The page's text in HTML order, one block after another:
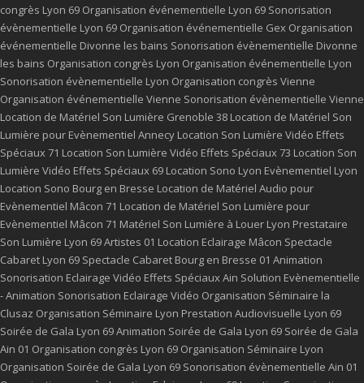
congrès Lyon 69 Organisation événementielle Lyon 69 Sonorisation
évènementielle Lyon 69 Organisation événementielle Gex Organisation
événementielle Divonne les bains Sonorisation évènementielle Divonne
les bains Organisation congrès Lyon Organisation événementielle Lyon
Sonorisation évènementielle Lyon Organisation congrès Vienne
Organisation événementielle Vienne Sonorisation évènementielle Vienne
Location de Matériel Son Lumière Grenoble 38 Location de Matériel Son
Lumière pour Evènementiel Annecy Location Son Lumière Vidéo Effets
Spéciaux 71 Location Son Lumière Vidéo Effets Spéciaux 73 Location Son
Lumière Vidéo Effets Spéciaux 69 Location Sono Lyon Evènementiel Lyon
Location Sono Bourg en Bresse Location de Matériel Audio pour
Evènementiel Mâcon 71 Location de Matériel Son Lumière pour
Evènementiel Mâcon 71 Matériel Son Lumière à Louer Lyon Prestataire
Son Lumière Lyon 69Artistes 01 Location Eclairage Mâcon Spectacle
Cabaret Lyon 69 Spectacle Cabaret Bourg en Bresse 01 Animation
Sonorisation Eclairage Vidéo Effets Spéciaux Ain Solution Evènementielle
- Animation Sonorisation Eclairage Vidéo Organisation Séminaire la
Clusaz Organisation Séminaire Lyon Prestation Audiovisuelle Lyon 69
Soirée de Gala Lyon 69Animation Soirée de Gala Lyon 69 Soirée de Gala
Ain 01 Organisation congrès Lyon 69 Organisation Séminaire Lyon
Organisation Soirée de Gala Lyon 69 Sonorisation évènementielle Ain 01